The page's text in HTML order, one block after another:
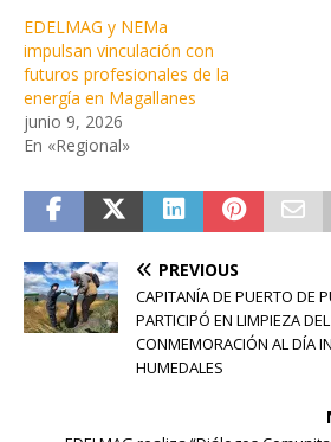
EDELMAG y NEMa
impulsan vinculación con
futuros profesionales de la
energía en Magallanes
junio 9, 2026
En «Regional»
PREVIOUS
CAPITANÍA DE PUERTO DE
PARTICIPÓ EN LIMPIEZA
CONMEMORACIÓN AL DÍA
HUMEDALES